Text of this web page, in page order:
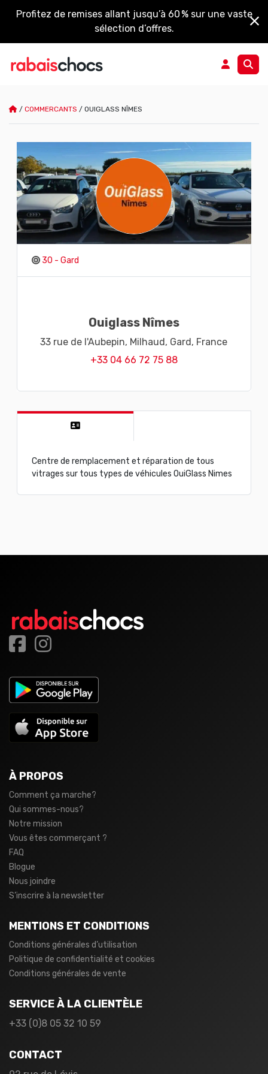
Profitez de remises allant jusqu’à 60 % sur une vaste
sélection d’offres.
/ COMMERCANTS / OUIGLASS NÎMES
30 - Gard
Ouiglass Nîmes
33 rue de l'Aubepin, Milhaud, Gard, France
+33 04 66 72 75 88
Centre de remplacement et réparation de tous
vitrages sur tous types de véhicules OuiGlass Nimes
À PROPOS
Comment ça marche?
Qui sommes-nous?
Notre mission
Vous êtes commerçant ?
FAQ
Blogue
Nous joindre
S’inscrire à la newsletter
MENTIONS ET CONDITIONS
Conditions générales d’utilisation
Politique de confidentialité et cookies
Conditions générales de vente
SERVICE À LA CLIENTÈLE
+33 (0)8 05 32 10 59
CONTACT